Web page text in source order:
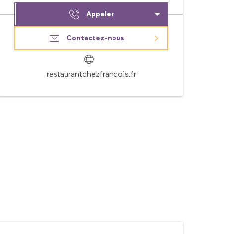
Appeler
Contactez-nous
restaurantchezfrancois.fr